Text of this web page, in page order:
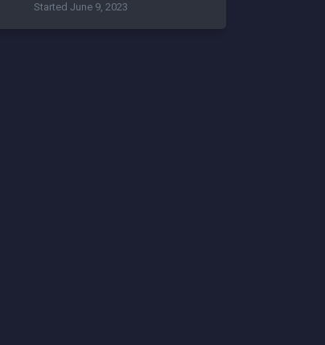
Started June 9, 2023